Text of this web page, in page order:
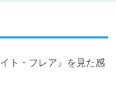
ト・フレア』を見た感